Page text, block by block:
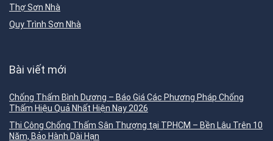
Thợ Sơn Nhà
Quy Trình Sơn Nhà
Bài viết mới
Chống Thấm Bình Dương – Báo Giá Các Phương Pháp Chống
Thấm Hiệu Quả Nhất Hiện Nay 2026
Thi Công Chống Thấm Sân Thượng tại TPHCM – Bền Lâu Trên 10
Năm, Bảo Hành Dài Hạn